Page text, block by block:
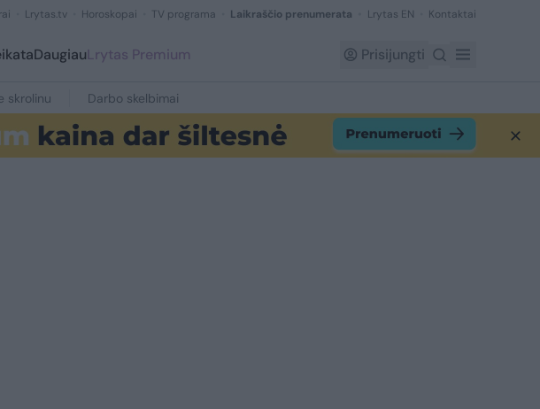
Lrytas.tv Horoskopai TV programa Laikraščio prenumerata Lrytas EN Kontaktai
DaugiauLrytas Premium Prisijungti
skrolinu Darbo skelbimai